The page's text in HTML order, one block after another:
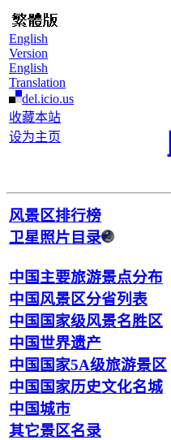
English
Version
English
Translation
del.icio.us
收藏本站
设为主页
风景区排行榜
卫星照片目录
中国主要旅游景点分布
中国风景区分省列表
中国国家级风景名胜区
中国世界遗产
中国国家5A级旅游景区
中国国家历史文化名城
中国城市
其它景区名录